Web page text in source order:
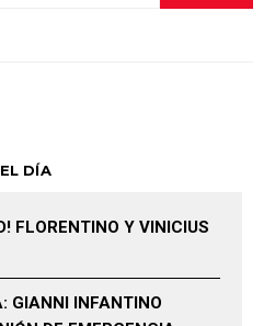
DÍA
FLORENTINO Y VINICIUS
GIANNI INFANTINO